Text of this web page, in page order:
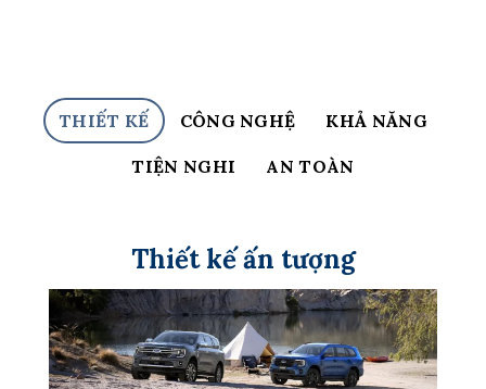
THIẾT KẾ CÔNG NGHỆ KHẢ NĂNG
TIỆN NGHI AN TOÀN
Thiết kế ấn tượng